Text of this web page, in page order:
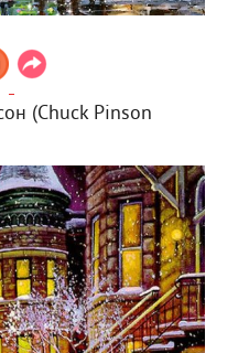
(Chuck Pinson